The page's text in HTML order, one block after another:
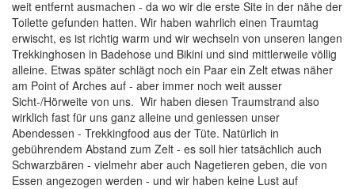
weit entfernt ausmachen - da wo wir die erste Site in der nähe der
Toilette gefunden hatten. Wir haben wahrlich einen Traumtag
erwischt, es ist richtig warm und wir wechseln von unseren langen
Trekkinghosen in Badehose und Bikini und sind mittlerweile völlig
alleine. Etwas später schlägt noch ein Paar ein Zelt etwas näher
am Point of Arches auf - aber immer noch weit ausser
Sicht-/Hörweite von uns. Wir haben diesen Traumstrand also
wirklich fast für uns ganz alleine und geniessen unser
Abendessen - Trekkingfood aus der Tüte. Natürlich in
gebührendem Abstand zum Zelt - es soll hier tatsächlich auch
Schwarzbären - vielmehr aber auch Nagetieren geben, die von
Essen angezogen werden - und wir haben keine Lust auf